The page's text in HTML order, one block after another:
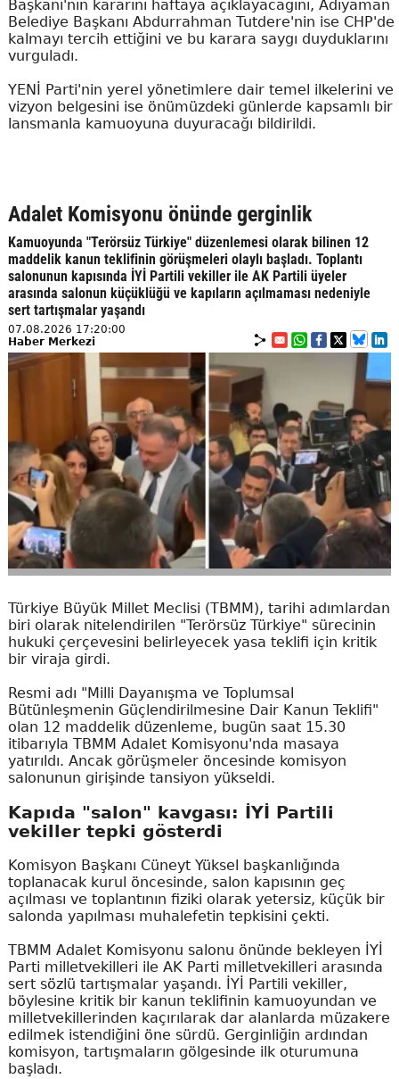
Başkanı'nın kararını haftaya açıklayacağını, Adıyaman
Belediye Başkanı Abdurrahman Tutdere'nin ise CHP'de
kalmayı tercih ettiğini ve bu karara saygı duyduklarını
vurguladı.
YENİ Parti'nin yerel yönetimlere dair temel ilkelerini ve
vizyon belgesini ise önümüzdeki günlerde kapsamlı bir
lansmanla kamuoyuna duyuracağı bildirildi.
Adalet Komisyonu önünde gerginlik
Kamuoyunda "Terörsüz Türkiye" düzenlemesi olarak bilinen 12
maddelik kanun teklifinin görüşmeleri olaylı başladı. Toplantı
salonunun kapısında İYİ Partili vekiller ile AK Partili üyeler
arasında salonun küçüklüğü ve kapıların açılmaması nedeniyle
sert tartışmalar yaşandı
07.08.2026 17:20:00
Haber Merkezi
Türkiye Büyük Millet Meclisi (TBMM), tarihi adımlardan
biri olarak nitelendirilen "Terörsüz Türkiye" sürecinin
hukuki çerçevesini belirleyecek yasa teklifi için kritik
bir viraja girdi.
Resmi adı "Milli Dayanışma ve Toplumsal
Bütünleşmenin Güçlendirilmesine Dair Kanun Teklifi"
olan 12 maddelik düzenleme, bugün saat 15.30
itibarıyla TBMM Adalet Komisyonu'nda masaya
yatırıldı. Ancak görüşmeler öncesinde komisyon
salonunun girişinde tansiyon yükseldi.
Kapıda "salon" kavgası: İYİ Partili
vekiller tepki gösterdi
Komisyon Başkanı Cüneyt Yüksel başkanlığında
toplanacak kurul öncesinde, salon kapısının geç
açılması ve toplantının fiziki olarak yetersiz, küçük bir
salonda yapılması muhalefetin tepkisini çekti.
TBMM Adalet Komisyonu salonu önünde bekleyen İYİ
Parti milletvekilleri ile AK Parti milletvekilleri arasında
sert sözlü tartışmalar yaşandı. İYİ Partili vekiller,
böylesine kritik bir kanun teklifinin kamuoyundan ve
milletvekillerinden kaçırılarak dar alanlarda müzakere
edilmek istendiğini öne sürdü. Gerginliğin ardından
komisyon, tartışmaların gölgesinde ilk oturumuna
başladı.